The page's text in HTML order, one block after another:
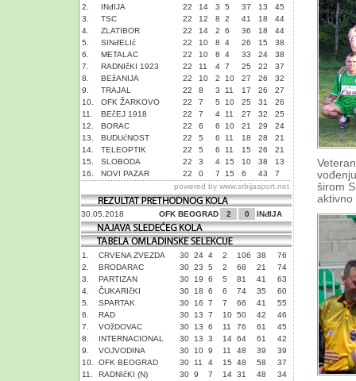
2.
INđIJA 22 14 3 5 37 13
45
3.
TSC 22 12 8 2 41 18
44
4.
ZLATIBOR 22 14 2 6 36 18
44
5.
SINđELIć 22 10 8 4 26 15
38
6.
METALAC 22 10 8 4 33 24
38
7.
RADNIčKI 1923 22 11 4 7 25 22
37
8.
BEžANIJA 22 10 2 10 27 26
32
9.
TRAJAL 22 8 3 11 17 26
27
10.
OFK ŽARKOVO 22 7 5 10 25 31
26
11.
BEčEJ 1918 22 7 4 11 27 32
25
12.
BORAC 22 6 6 10 21 29
24
13.
BUDUćNOST 22 5 6 11 18 28
21
14.
TELEOPTIK 22 5 6 11 15 26
21
15.
SLOBODA 22 3 4 15 10 38
13
16.
NOVI PAZAR 22 0 7 15 6 43
7
powered by www.srbijasport.net
30.05.2018 OFK BEOGRAD 2 0 INđIJA
1. CRVENA ZVEZDA 30 24 4 2 106 38
76
2.
BRODARAC 30 23 5 2 68 21
74
3.
PARTIZAN 30 19 6 5 81 41
63
4.
ČUKARIčKI 30 18 6 6 74 35
60
5.
SPARTAK 30 16 7 7 66 41
55
6.
RAD 30 13 7 10 50 42
46
7.
VOžDOVAC 30 13 6 11 76 61
45
8.
INTERNACIONAL 30 13 3 14 64 61
42
9.
VOJVODINA 30 10 9 11 48 39
39
10.
OFK BEOGRAD 30 11 4 15 48 58
37
11.
RADNIčKI (N) 30 9 7 14 31 48
34
širom
aktivno